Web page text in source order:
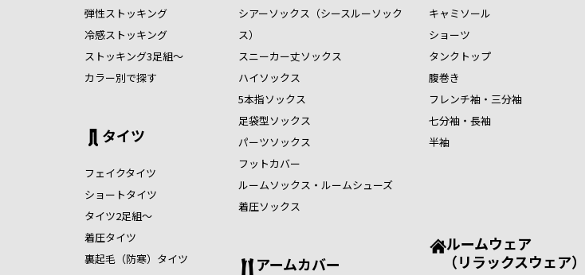
弾性ストッキング
冷感ストッキング
ストッキング3足組～
カラー別で探す
タイツ
フェイクタイツ
ショートタイツ
タイツ2足組～
着圧タイツ
裏起毛（防寒）タイツ
シアーソックス（シースルーソック
ス）
スニーカー丈ソックス
ハイソックス
5本指ソックス
足袋型ソックス
パーツソックス
フットカバー
ルームソックス・ルームシューズ
着圧ソックス
アームカバー
キャミソール
ショーツ
タンクトップ
腹巻き
フレンチ袖・三分袖
七分袖・長袖
半袖
ルームウェア
（リラックスウェア）